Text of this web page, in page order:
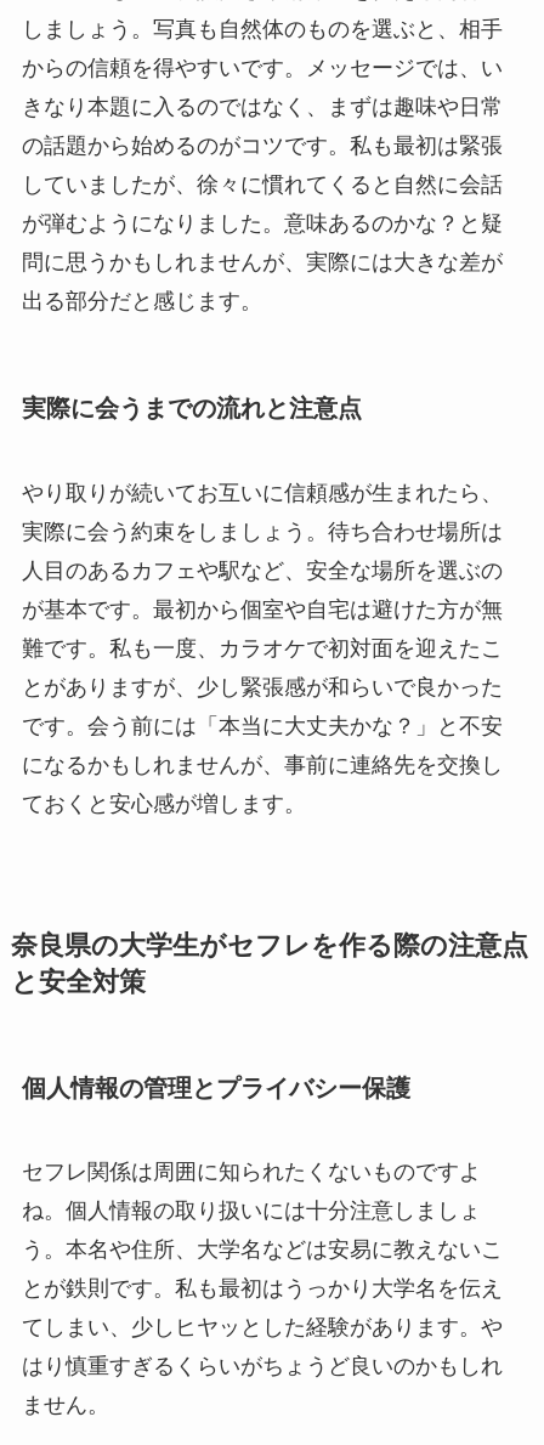
しましょう。写真も自然体のものを選ぶと、相手
からの信頼を得やすいです。メッセージでは、い
きなり本題に入るのではなく、まずは趣味や日常
の話題から始めるのがコツです。私も最初は緊張
していましたが、徐々に慣れてくると自然に会話
が弾むようになりました。意味あるのかな？と疑
問に思うかもしれませんが、実際には大きな差が
出る部分だと感じます。
実際に会うまでの流れと注意点
やり取りが続いてお互いに信頼感が生まれたら、
実際に会う約束をしましょう。待ち合わせ場所は
人目のあるカフェや駅など、安全な場所を選ぶの
が基本です。最初から個室や自宅は避けた方が無
難です。私も一度、カラオケで初対面を迎えたこ
とがありますが、少し緊張感が和らいで良かった
です。会う前には「本当に大丈夫かな？」と不安
になるかもしれませんが、事前に連絡先を交換し
ておくと安心感が増します。
奈良県の大学生がセフレを作る際の注意点
と安全対策
個人情報の管理とプライバシー保護
セフレ関係は周囲に知られたくないものですよ
ね。個人情報の取り扱いには十分注意しましょ
う。本名や住所、大学名などは安易に教えないこ
とが鉄則です。私も最初はうっかり大学名を伝え
てしまい、少しヒヤッとした経験があります。や
はり慎重すぎるくらいがちょうど良いのかもしれ
ません。